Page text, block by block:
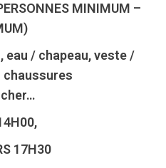
MINIMUM –
eau / chapeau, veste /
chaussures
17H30